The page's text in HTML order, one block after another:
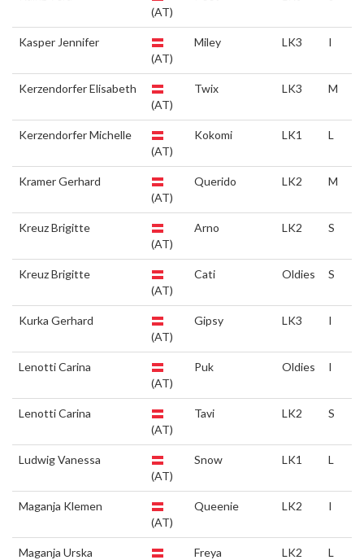
(AT)
Kasper Jennifer
(AT)
Miley LK3 I
Kerzendorfer Elisabeth
(AT)
Twix LK3 M
Kerzendorfer Michelle
(AT)
Kokomi LK1 L
Kramer Gerhard
(AT)
Querido LK2 M
Kreuz Brigitte
(AT)
Arno LK2 S
Kreuz Brigitte
(AT)
Cati Oldies S
Kurka Gerhard
(AT)
Gipsy LK3 I
Lenotti Carina
(AT)
Puk Oldies I
Lenotti Carina
(AT)
Tavi LK2 S
Ludwig Vanessa
(AT)
Snow LK1 L
Maganja Klemen
(AT)
Queenie LK2 I
Maganja Urska
Freya LK2 L